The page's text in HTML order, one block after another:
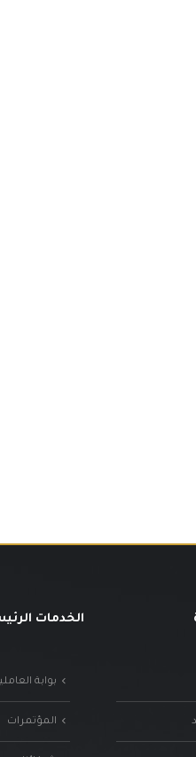
الخدمات
بوابة
المؤتمرات